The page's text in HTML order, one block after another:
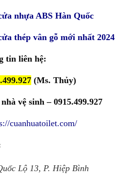
nhựa ABS Hàn Quốc
thép vân gỗ mới nhất 2024
tin liên hệ:
(Ms. Thủy)
vệ sinh – 0915.499.927
cuanhuatoilet.com/
Lộ 13, P. Hiệp Bình